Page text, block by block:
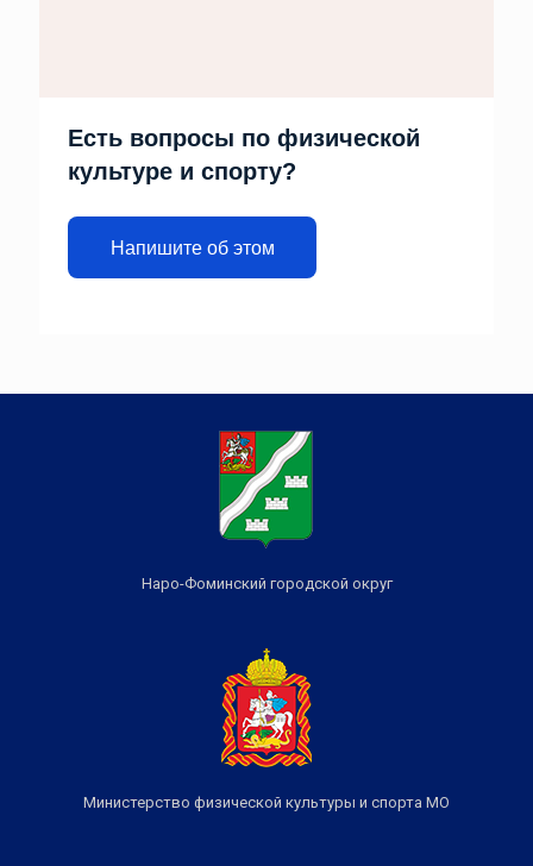
Есть вопросы по физической
культуре и спорту?
Напишите об этом
Наро-Фоминский городской округ
Министерство физической культуры и спорта МО